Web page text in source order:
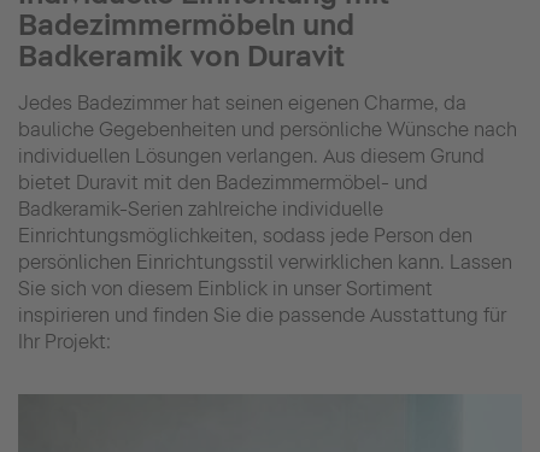
Badezimmermöbeln und
Badkeramik von Duravit
Jedes Badezimmer hat seinen eigenen Charme, da
bauliche Gegebenheiten und persönliche Wünsche nach
individuellen Lösungen verlangen. Aus diesem Grund
bietet Duravit mit den Badezimmermöbel- und
Badkeramik-Serien zahlreiche individuelle
Einrichtungsmöglichkeiten, sodass jede Person den
persönlichen Einrichtungsstil verwirklichen kann. Lassen
Sie sich von diesem Einblick in unser Sortiment
inspirieren und finden Sie die passende Ausstattung für
Ihr Projekt: